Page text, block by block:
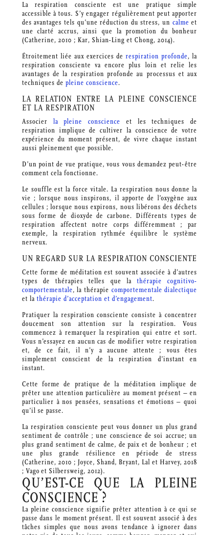
La respiration consciente est une pratique simple
accessible à tous. S’y engager régulièrement peut apporter
des avantages tels qu’une réduction du stress, un calme et
une clarté accrus, ainsi que la promotion du bonheur
(Catherine, 2010 ; Kar, Shian-Ling et Chong, 2014).
Étroitement liée aux exercices derespiration profonde, la
respiration consciente va encore plus loin et relie les
avantages de la respiration profonde au processus et aux
techniques de pleine conscience.
LA RELATION ENTRE LA PLEINE CONSCIENCE
ET LA RESPIRATION
Associer la pleine conscience et les techniques de
respiration implique de cultiver la conscience de votre
expérience du moment présent, de vivre chaque instant
aussi pleinement que possible.
D’un point de vue pratique, vous vous demandez peut-être
comment cela fonctionne.
Le souffle est la force vitale. La respiration nous donne la
vie ; lorsque nous inspirons, il apporte de l’oxygène aux
cellules ; lorsque nous expirons, nous libérons des déchets
sous forme de dioxyde de carbone. Différents types de
respiration affectent notre corps différemment ; par
exemple, la respiration rythmée équilibre le système
nerveux.
UN REGARD SUR LA RESPIRATION CONSCIENTE
Cette forme de méditation est souvent associée à d’autres
types de thérapies telles que la thérapie cognitivo-
comportementale, la thérapie comportementale dialectique
et la thérapie d’acceptation et d’engagement.
Pratiquer la respiration consciente consiste à concentrer
doucement son attention sur la respiration. Vous
commencez à remarquer la respiration qui entre et sort.
Vous n’essayez en aucun cas de modifier votre respiration
et, de ce fait, il n’y a aucune attente ; vous êtes
simplement conscient de la respiration d’instant en
instant.
Cette forme de pratique de la méditation implique de
prêter une attention particulière au moment présent – ​​en
particulier à nos pensées, sensations et émotions – quoi
qu’il se passe.
La respiration consciente peut vous donner un plus grand
sentiment de contrôle ; une conscience de soi accrue; un
plus grand sentiment de calme, de paix et de bonheur ; et
une plus grande résilience en période de stress
(Catherine, 2010 ; Joyce, Shand, Bryant, Lal et Harvey, 2018
; Vago et Silbersweig, 2012).
QU’EST-CE QUE LA PLEINE
CONSCIENCE ?
La pleine conscience signifie prêter attention à ce qui se
passe dans le moment présent. Il est souvent associé à des
tâches simples que nous avons tendance à ignorer dans